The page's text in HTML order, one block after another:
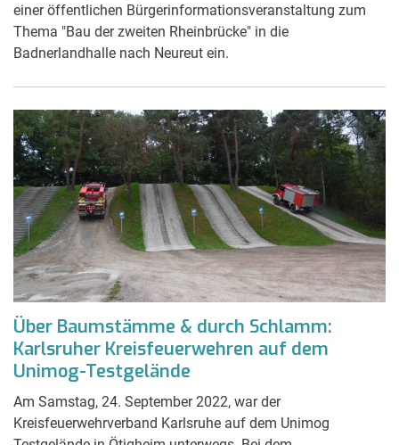
einer öffentlichen Bürgerinformationsveranstaltung zum
Thema "Bau der zweiten Rheinbrücke" in die
Badnerlandhalle nach Neureut ein.
Über Baumstämme & durch Schlamm:
Karlsruher Kreisfeuerwehren auf dem
Unimog-Testgelände
Am Samstag, 24. September 2022, war der
Kreisfeuerwehrverband Karlsruhe auf dem Unimog